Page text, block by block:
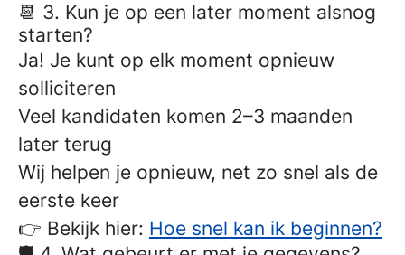
📆 3. Kun je op een later moment alsnog
starten?
Ja! Je kunt op elk moment opnieuw
solliciteren
Veel kandidaten komen 2–3 maanden
later terug
Wij helpen je opnieuw, net zo snel als de
eerste keer
👉 Bekijk hier: Hoe snel kan ik beginnen?